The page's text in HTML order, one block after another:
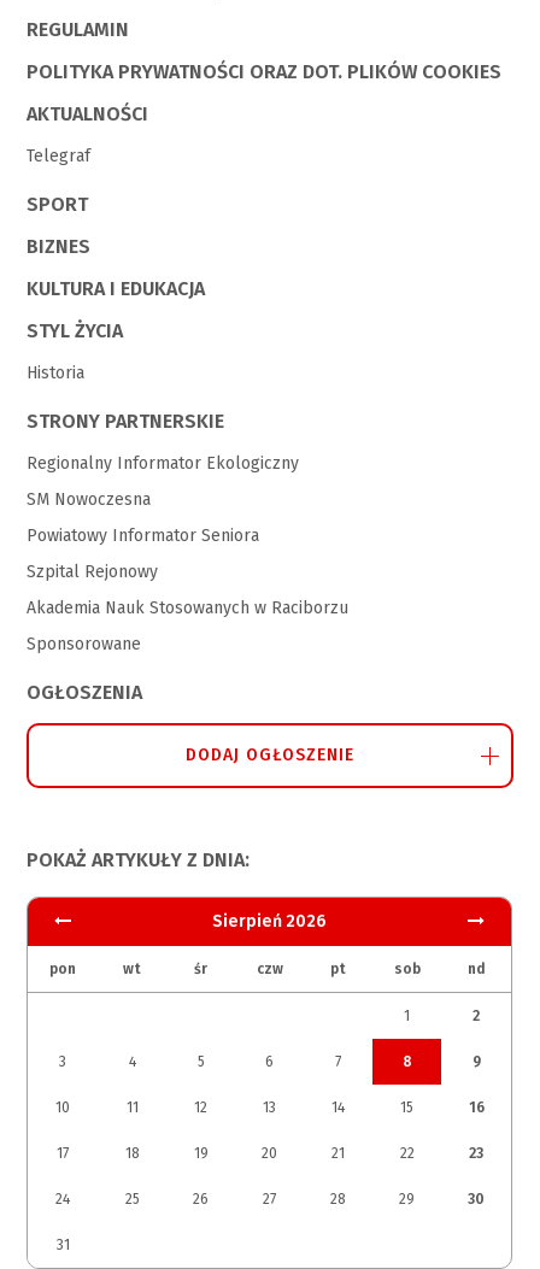
REGULAMIN
POLITYKA PRYWATNOŚCI ORAZ DOT. PLIKÓW COOKIES
AKTUALNOŚCI
Telegraf
SPORT
BIZNES
KULTURA I EDUKACJA
STYL ŻYCIA
Historia
STRONY PARTNERSKIE
Regionalny Informator Ekologiczny
SM Nowoczesna
Powiatowy Informator Seniora
Szpital Rejonowy
Akademia Nauk Stosowanych w Raciborzu
Sponsorowane
OGŁOSZENIA
DODAJ OGŁOSZENIE
POKAŻ ARTYKUŁY Z DNIA:
Sierpień 2026
pon wt śr czw pt sob nd
1 2
3 4 5 6 7 8 9
10 11 12 13 14 15 16
17 18 19 20 21 22 23
24 25 26 27 28 29 30
31